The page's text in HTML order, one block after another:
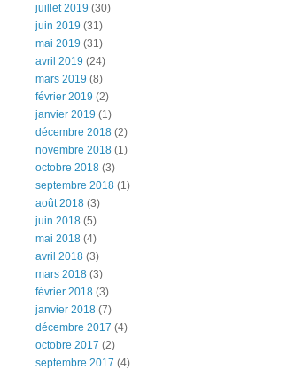
juillet 2019 (30)
juin 2019 (31)
mai 2019 (31)
avril 2019 (24)
mars 2019 (8)
février 2019 (2)
janvier 2019 (1)
décembre 2018 (2)
novembre 2018 (1)
octobre 2018 (3)
septembre 2018 (1)
août 2018 (3)
juin 2018 (5)
mai 2018 (4)
avril 2018 (3)
mars 2018 (3)
février 2018 (3)
janvier 2018 (7)
décembre 2017 (4)
octobre 2017 (2)
septembre 2017 (4)